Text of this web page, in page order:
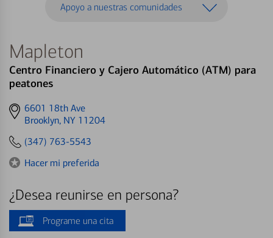
Apoyo a nuestras comunidades
Mapleton
Centro Financiero y Cajero Automático (ATM) para
peatones
Get
directions
6601 18th Ave
Brooklyn, NY 11204
(347) 763-5543
Hacer mi preferida
¿Desea reunirse en persona?
Programe una cita